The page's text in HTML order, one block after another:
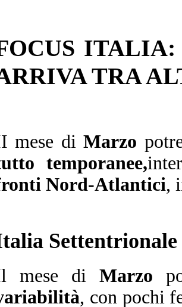
TRA
mese diMarzo
temporanee,
Nord-Atlantici,
Settentrionale
mese di Marzo
, con pochi